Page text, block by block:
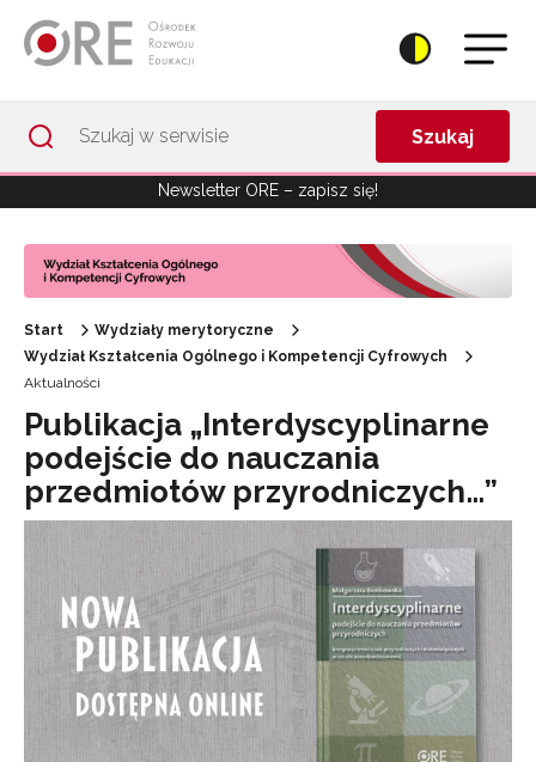
Szukaj
Newsletter ORE – zapisz się!
Start
Wydziały merytoryczne
Wydział Kształcenia Ogólnego i Kompetencji Cyfrowych
Aktualności
Publikacja „Interdyscyplinarne
podejście do nauczania
przedmiotów przyrodniczych…”